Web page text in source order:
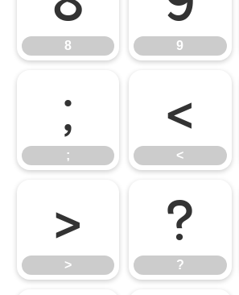
8 9
;
;
<
<
>
>
?
?